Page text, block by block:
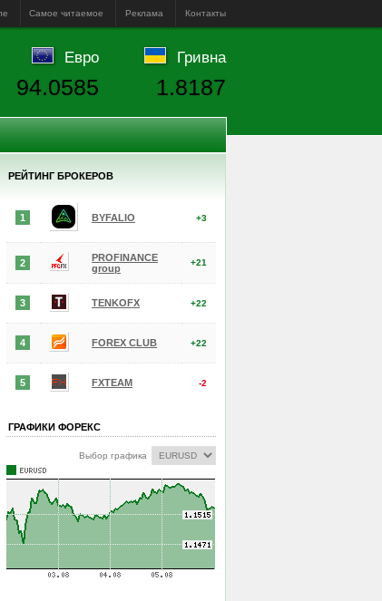
Самое читаемое Реклама Контакты
РЕЙТИНГ БРОКЕРОВ
1 BYFALIO +3
2
PROFINANCE
group
+21
3 TENKOFX +22
4 FOREX CLUB +22
5 FXTEAM -2
ГРАФИКИ ФОРЕКС
Выбор графика
Евро
94.0585
Гривна
1.8187